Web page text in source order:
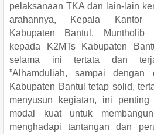
pelaksanaan TKA dan lain-lain
arahannya, Kepala Kantor
Kabupaten Bantul, Muntholib
kepada K2MTs Kabupaten
selama ini tertata dan
”Alhamduliah, sampai
Kabupaten Bantul tetap solid,
menyusun kegiatan, ini
modal kuat untuk
menghadapi tantangan dan